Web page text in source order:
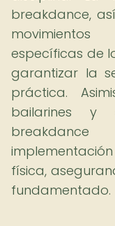
breakdance,
específicas de
garantizar la
práctica.
bailarines y
física,
fundamentado.